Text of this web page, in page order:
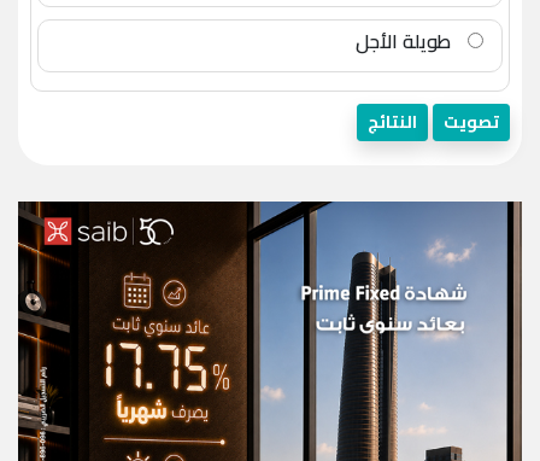
طويلة الأجل
تصويت النتائج